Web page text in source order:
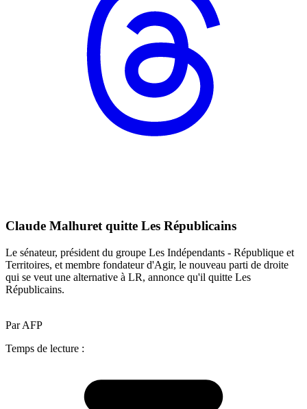
Claude Malhuret quitte Les Républicains
Le sénateur, président du groupe Les Indépendants - République et
Territoires, et membre fondateur d'Agir, le nouveau parti de droite
qui se veut une alternative à LR, annonce qu'il quitte Les
Républicains.
Par AFP
Temps de lecture :